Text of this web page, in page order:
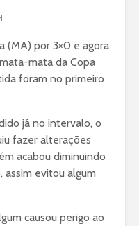
(MA) por 3×0 e agora
mata da Copa
foram no primeiro
já no intervalo, o
fazer alterações
acabou diminuindo
evitou algum
causou perigo ao